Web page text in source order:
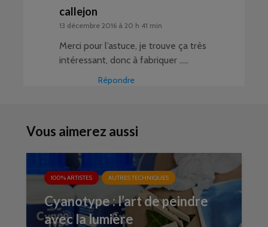
callejon
13 décembre 2016 à 20 h 41 min
Merci pour l’astuce, je trouve ça très
intéressant, donc à fabriquer …..
Répondre
Vous aimerez aussi
100% ARTISTES AUTRES TECHNIQUES
Cyanotype : l’art de peindre
avec la lumière